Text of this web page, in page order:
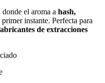
el aroma a hash,
instante. Perfecta para
de extracciones